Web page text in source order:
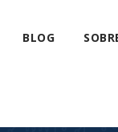
BLOG